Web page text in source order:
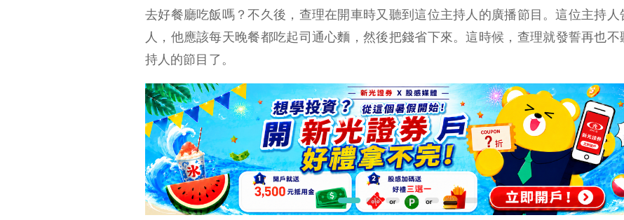
去好餐廳吃飯嗎？不久後，查理在開車時又聽到這位主持人的廣播節目。這位主持人
人，他應該每天晚餐都吃起司通心麵，然後把錢省下來。這時候，查理就發誓再也不
持人的節目了。